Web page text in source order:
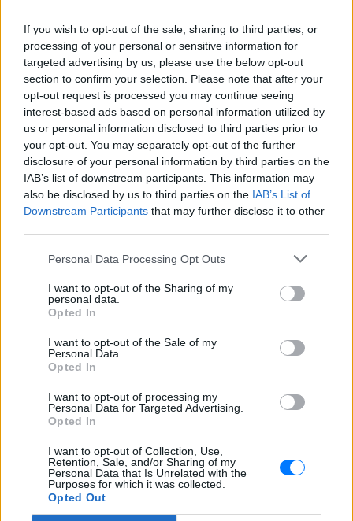
If you wish to opt-out of the sale, sharing to third parties, or
processing of your personal or sensitive information for
targeted advertising by us, please use the below opt-out
section to confirm your selection. Please note that after your
opt-out request is processed you may continue seeing
interest-based ads based on personal information utilized by
us or personal information disclosed to third parties prior to
your opt-out. You may separately opt-out of the further
disclosure of your personal information by third parties on the
IAB’s list of downstream participants. This information may
also be disclosed by us to third parties on the IAB’s List of
Downstream Participants that may further disclose it to other
Personal Data Processing Opt Outs
I want to opt-out of the Sharing of my
personal data.
Opted In
I want to opt-out of the Sale of my
Personal Data.
Opted In
I want to opt-out of processing my
Personal Data for Targeted Advertising.
Opted In
I want to opt-out of Collection, Use,
Retention, Sale, and/or Sharing of my
Personal Data that Is Unrelated with the
Purposes for which it was collected.
Opted Out
ΔΕΙΤΕ ΕΠΙΣΗΣ
ΣΤΗΝ ΙΔΙΑ ΚΑΤΗΓΟΡΙΑ
«Θέλω τον μπαμπά μου»: Το
βίντεο της μεθυσμένης οδηγού
που σκότωσε νύφη ώρες μετά
τον γάμο της
τριπλάσιο του νόμιμου ορίου, έπεσε
Folly Beach - τώρα νέο υλικό από το
συμπεριφορά της λίγο μετά τη μοιραία
γυναίκα και το παιδί μου, τα
έχασα όλα» ‑ Ο πόνος του
ΧΤΕΣ
Μητέρα 43 ετών και ο 21χρονος γιος της
– Δράμας, κοντά στην Παλαιοκώμη.
Καταδίωξη στο κέντρο της
τζάμι του οδηγού – «Μην κάνεις